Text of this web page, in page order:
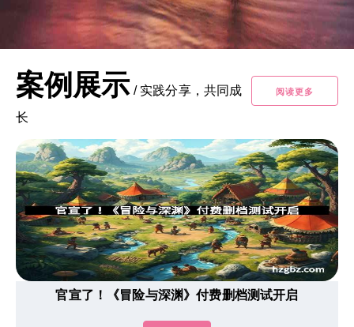
案例展示 / 实践分享，共同成
长
阅读更多
官宣了！《冒险与深渊》付费删档测试开启